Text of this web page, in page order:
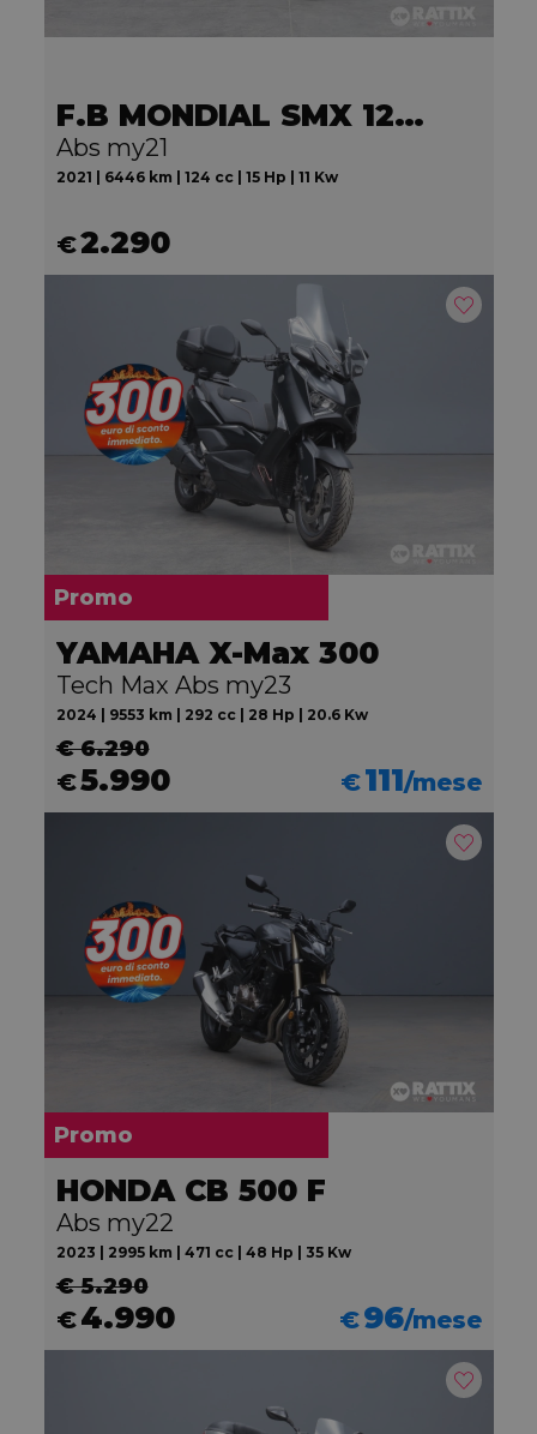
F.B MONDIAL SMX 125 Motard
Abs my21
2021 | 6446 km | 124 cc | 15 Hp | 11 Kw
€2.290
Promo
YAMAHA X-Max 300
Tech Max Abs my23
2024 | 9553 km | 292 cc | 28 Hp | 20.6 Kw
€ 6.290
€5.990 €111/mese
Promo
HONDA CB 500 F
Abs my22
2023 | 2995 km | 471 cc | 48 Hp | 35 Kw
€ 5.290
€4.990 €96/mese